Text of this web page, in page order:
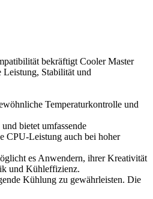
bekräftigt Cooler Master
Leistung, Stabilität und
Temperaturkontrolle und
bietet umfassende
CPU-Leistung auch bei hoher
es Anwendern, ihrer Kreativität
und Kühleffizienz.
Kühlung zu gewährleisten. Die